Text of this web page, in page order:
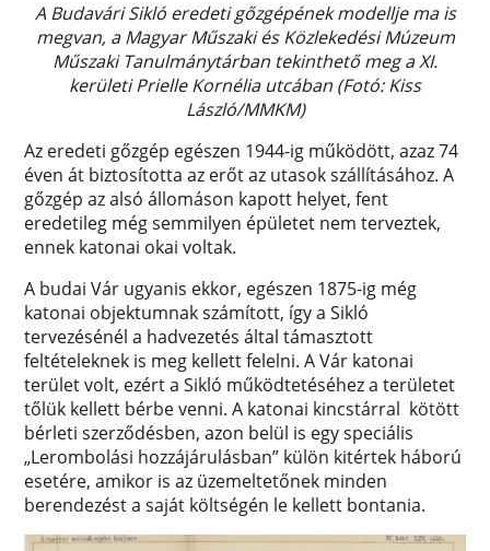
A Budavári Sikló eredeti gőzgépének modellje ma is
megvan, a Magyar Műszaki és Közlekedési Múzeum
Műszaki Tanulmánytárban tekinthető meg a XI.
kerületi Prielle Kornélia utcában (Fotó: Kiss
László/MMKM)
Az eredeti gőzgép egészen 1944-ig működött, azaz 74
éven át biztosította az erőt az utasok szállításához. A
gőzgép az alsó állomáson kapott helyet, fent
eredetileg még semmilyen épületet nem terveztek,
ennek katonai okai voltak.
A budai Vár ugyanis ekkor, egészen 1875-ig még
katonai objektumnak számított, így a Sikló
tervezésénél a hadvezetés által támasztott
feltételeknek is meg kellett felelni. A Vár katonai
terület volt, ezért a Sikló működtetéséhez a területet
tőlük kellett bérbe venni. A katonai kincstárral kötött
bérleti szerződésben, azon belül is egy speciális
„Lerombolási hozzájárulásban” külön kitértek háború
esetére, amikor is az üzemeltetőnek minden
berendezést a saját költségén le kellett bontania.